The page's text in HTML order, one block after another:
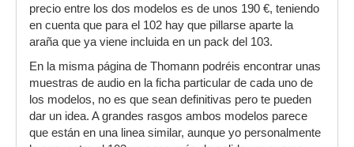
precio entre los dos modelos es de unos 190 €, teniendo
en cuenta que para el 102 hay que pillarse aparte la
araña que ya viene incluida en un pack del 103.
En la misma página de Thomann podréis encontrar unas
muestras de audio en la ficha particular de cada uno de
los modelos, no es que sean definitivas pero te pueden
dar un idea. A grandes rasgos ambos modelos parece
que están en una linea similar, aunque yo personalmente